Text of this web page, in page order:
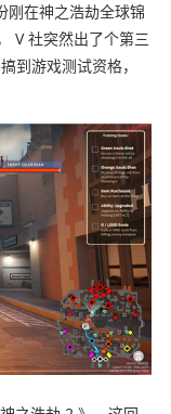
刚在神之浩劫全球锦
V 社突然出了个第三
到游戏测试资格，